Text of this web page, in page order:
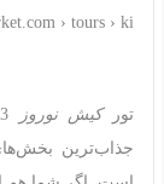
› tours › ki...
تورکیش نوروز
جذاب‌ترین